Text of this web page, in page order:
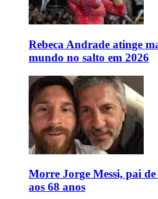
Rebeca Andrade atinge
mundo no salto em 2026
Morre Jorge Messi, pai
aos 68 anos